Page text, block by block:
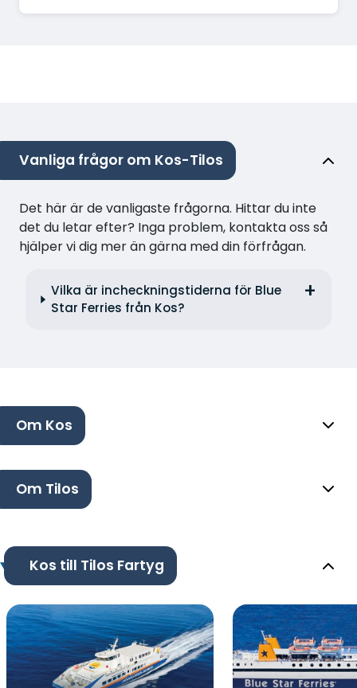
Vanliga frågor om Kos-Tilos
Det här är de vanligaste frågorna. Hittar du inte
det du letar efter? Inga problem, kontakta oss så
hjälper vi dig mer än gärna med din förfrågan.
Vilka är incheckningstiderna för Blue
Star Ferries från Kos?
Om Kos
Om Tilos
Kos till Tilos Fartyg